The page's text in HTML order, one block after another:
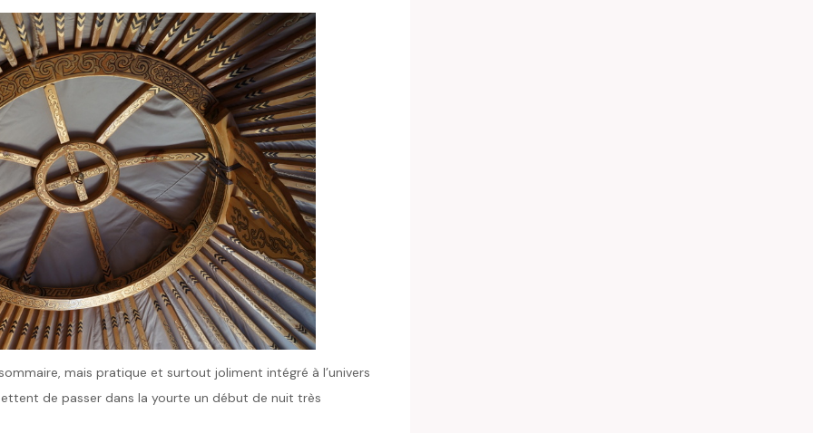
mais pratique et surtout joliment intégré à l’univers
de passer dans la yourte un début de nuit très